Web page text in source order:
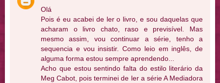
Olá
Pois é eu acabei de ler o livro, e sou daquelas que
acharam o livro chato, raso e previsível. Mas
mesmo assim, vou continuar a série, tenho a
sequencia e vou insistir. Como leio em inglês, de
alguma forma estou sempre aprendendo...
Acho que estou sentindo falta do estilo literário da
Meg Cabot, pois terminei de ler a série A Mediadora